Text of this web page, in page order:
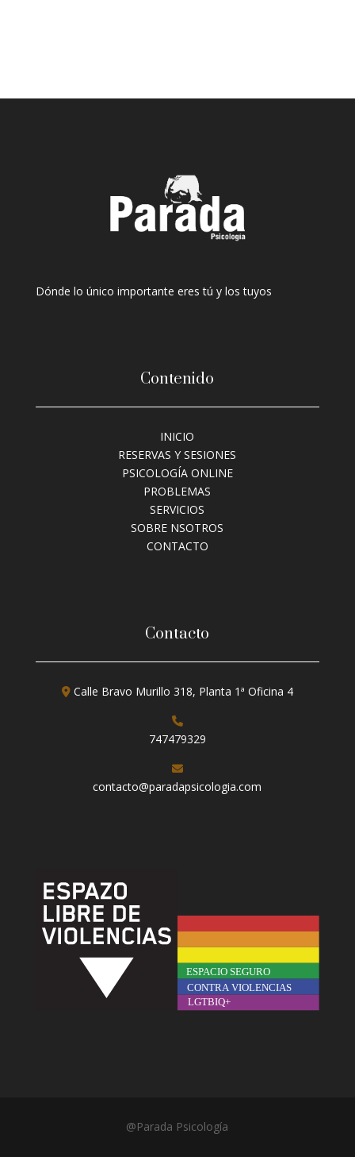
Dónde lo único importante eres tú y los tuyos
Contenido
INICIO
RESERVAS Y SESIONES
PSICOLOGÍA ONLINE
PROBLEMAS
SERVICIOS
SOBRE NSOTROS
CONTACTO
Contacto
Calle Bravo Murillo 318, Planta 1ª Oficina 4
747479329
contacto@paradapsicologia.com
@Parada Psicología